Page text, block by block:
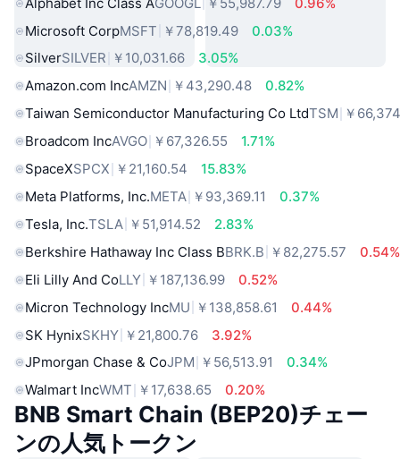
Microsoft CorpMSFT ￥78,819.49
0.03%
SilverSILVER ￥10,031.66
3.05%
Amazon.com IncAMZN ￥43,290.48
0.82%
Taiwan Semiconductor Manufacturing Co LtdTSM ￥
Broadcom IncAVGO ￥67,326.55
1.71%
SpaceXSPCX ￥21,160.54
15.83%
Meta Platforms, Inc.META ￥93,369.11
0.37%
Tesla, Inc.TSLA ￥51,914.52
2.83%
Berkshire Hathaway Inc Class BBRK.B ￥82,275.57
0.54%
Eli Lilly And CoLLY ￥187,136.99
0.52%
Micron Technology IncMU ￥138,858.61
0.44%
SK HynixSKHY ￥21,800.76
3.92%
JPmorgan Chase & CoJPM ￥56,513.91
0.34%
Walmart IncWMT ￥17,638.65 0.20%
BNB Smart Chain (BEP20)チェー
ンの人気トークン